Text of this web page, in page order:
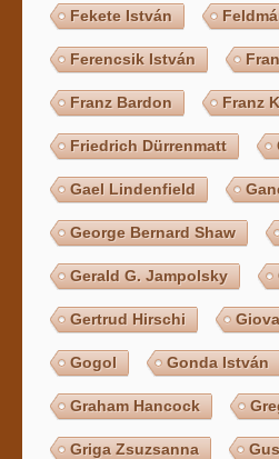
Fekete István
Ferencsik István
Franz Bardon Franz
Friedrich Dürrenmatt
Gael Lindenfield
George Bernard Shaw
Gerald G. Jampolsky
Gertrud Hirschi
Gogol Gonda István
Graham Hancock
Griga Zsuzsanna